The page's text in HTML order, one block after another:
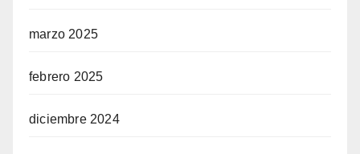
marzo 2025
febrero 2025
diciembre 2024